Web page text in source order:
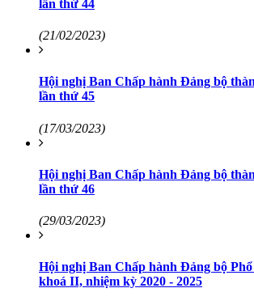
lần thứ 44
(21/02/2023)
Hội nghị Ban Chấp hành Đảng bộ
lần thứ 45
(17/03/2023)
Hội nghị Ban Chấp hành Đảng bộ
lần thứ 46
(29/03/2023)
Hội nghị Ban Chấp hành Đảng bộ
khoá II, nhiệm kỳ 2020 - 2025